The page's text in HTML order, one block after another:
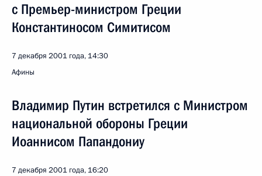
с Премьер-министром Греции
Константиносом Симитисом
7 декабря 2001 года, 14:30
Афины
Владимир Путин встретился с Министром
национальной обороны Греции
Иоаннисом Папандониу
7 декабря 2001 года, 16:20